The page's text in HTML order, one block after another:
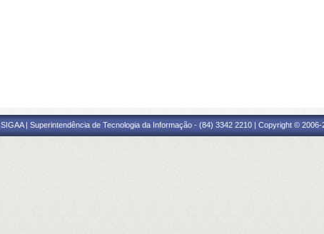
SIGAA | Superintendência de Tecnologia da Informação - (84) 3342 2210 | Copyright ©